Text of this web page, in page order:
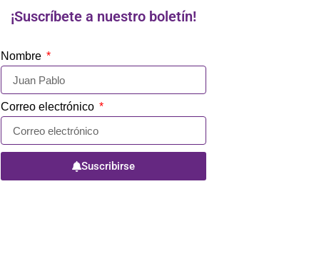
¡Suscríbete a nuestro boletín!
Nombre
Correo electrónico
Suscribirse